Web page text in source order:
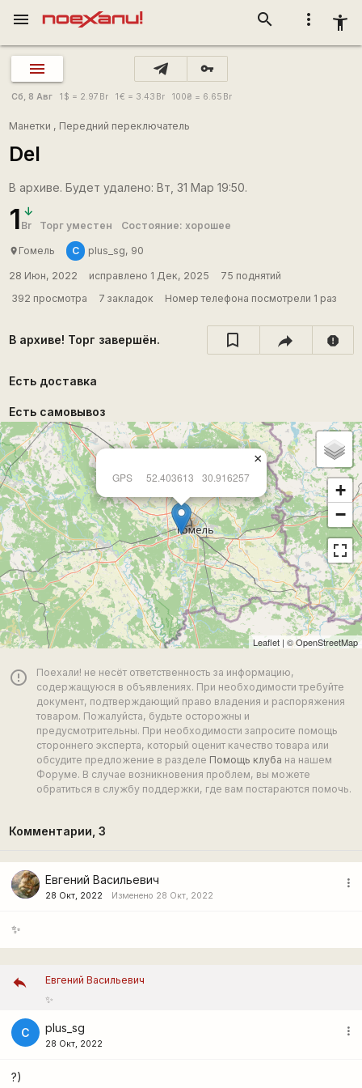
more_vert accessibility_new
search
menu
vpn_key
Сб, 8 Авг 1 $ = 2.97 Br 1€ = 3.43 Br 100₴ = 6.65 Br
Манетки , Передний переключатель
Del
В архиве. Будет удалено: Вт, 31 Мар 19:50.
1 Br Торг уместен Состояние: хорошее
place Гомель С plus_sg, 90
28 Июн, 2022 исправлено 1 Дек, 2025
75 поднятий
392 просмотра
7 закладок Номер телефона посмотрели 1 раз
В архиве! Торг завершён. report
Есть доставка
Есть самовывоз
GPS 52.403613 30.916257
×
+
−
Leaflet | ©OpenStreetMap
error_outline
Поехали! не несёт ответственность за информацию,
содержащуюся в объявлениях. При необходимости требуйте
документ, подтверждающий право владения и распоряжения
товаром. Пожалуйста, будьте осторожны и
предусмотрительны. При необходимости запросите помощь
стороннего эксперта, который оценит качество товара или
обсудите предложение в разделе Помощь клуба на нашем
Форуме. В случае возникновения проблем, вы можете
обратиться в службу поддержки, где вам постараются помочь.
Комментарии, 3
Евгений Васильевич
28 Окт, 2022 Изменено 28 Окт, 2022
more_vert
✨
Евгений Васильевич
✨
С plus_sg
28 Окт, 2022
more_vert
?)